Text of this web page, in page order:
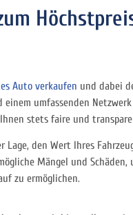
Auto verkaufen und dabei
einem umfassenden
stets faire und
Lage, den Wert Ihres
Mängel und
zu ermöglichen.